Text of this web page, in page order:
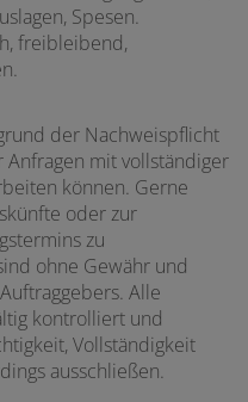
Spesen.
freibleibend,
der Nachweispflicht
mit vollständiger
können. Gerne
oder zur
zu
ohne Gewähr und
Alle
kontrolliert und
Vollständigkeit
ausschließen.